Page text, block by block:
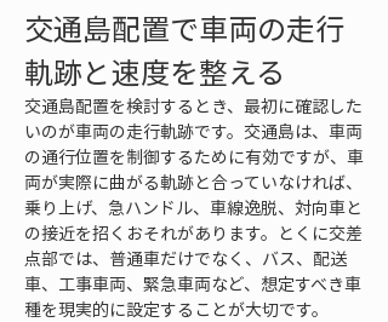
交通島配置で車両の走行
軌跡と速度を整える
交通島配置を検討するとき、最初に確認した
いのが車両の走行軌跡です。交通島は、車両
の通行位置を制御するために有効ですが、車
両が実際に曲がる軌跡と合っていなければ、
乗り上げ、急ハンドル、車線逸脱、対向車と
の接近を招くおそれがあります。とくに交差
点部では、普通車だけでなく、バス、配送
車、工事車両、緊急車両など、想定すべき車
種を現実的に設定することが大切です。